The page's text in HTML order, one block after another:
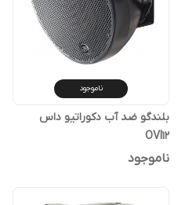
ناموجود
بلندگو ضد آب دکوراتیو داس
OVI12
ناموجود